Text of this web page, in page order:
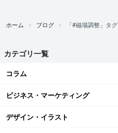
ホーム ブログ 「#磁場調整」タグ
カテゴリ一覧
コラム
ビジネス・マーケティング
デザイン・イラスト